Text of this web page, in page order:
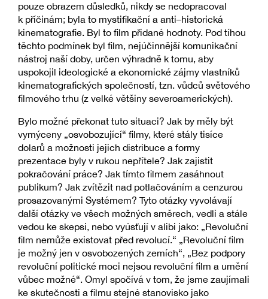
pouze obrazem důsledků, nikdy se nedopracoval
k příčinám; byla to mystifikační a anti–historická
kinematografie. Byl to film přidané hodnoty. Pod tíhou
těchto podmínek byl film, nejúčinnější komunikační
nástroj naší doby, určen výhradně k tomu, aby
uspokojil ideologické a ekonomické zájmy vlastníků
kinematografických společností, tzn. vůdců světového
filmového trhu (z velké většiny severoamerických).
Bylo možné překonat tuto situaci? Jak by měly být
vymýceny „osvobozující“ filmy, které stály tisíce
dolarů a možnosti jejich distribuce a formy
prezentace byly v rukou nepřítele? Jak zajistit
pokračování práce? Jak tímto filmem zasáhnout
publikum? Jak zvítězit nad potlačováním a cenzurou
prosazovanými Systémem? Tyto otázky vyvolávají
další otázky ve všech možných směrech, vedli a stále
vedou ke skepsi, nebo vyúsťují v alibi jako: „Revoluční
film nemůže existovat před revolucí.“ „Revoluční film
je možný jen v osvobozených zemích“, „Bez podpory
revoluční politické moci nejsou revoluční film a umění
vůbec možné“. Omyl spočívá v tom, že jsme zaujímali
ke skutečnosti a filmu stejné stanovisko jako